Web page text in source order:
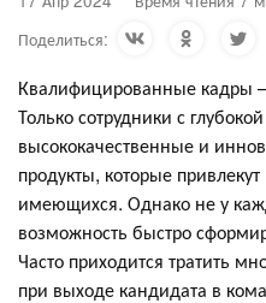
Поделиться:
Квалифицированные кадры
Только сотрудники с
высококачественные и
продукты, которые
имеющихся. Однако не у
возможность быстро
Часто приходится тратить
при выходе кандидата в